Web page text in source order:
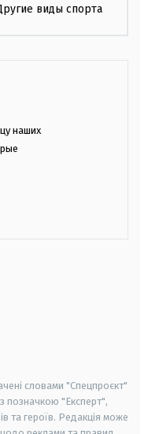
виды спорта
наших
словами "Спецпроєкт"
позначкою "Експерт",
та героїв. Редакція може